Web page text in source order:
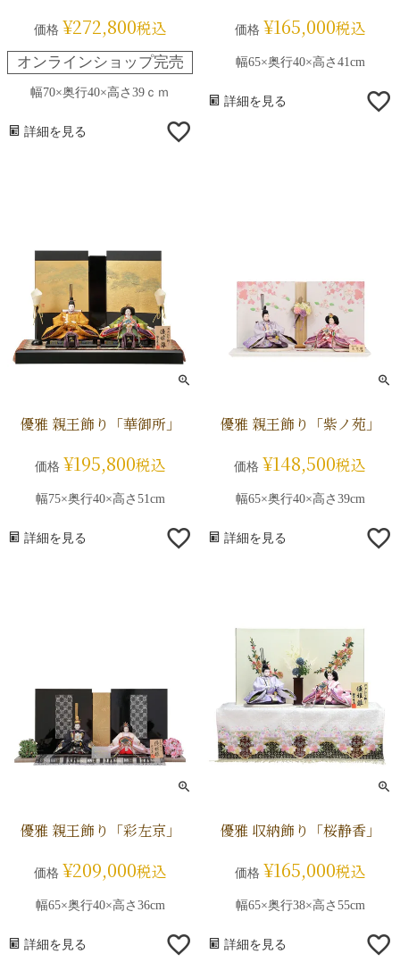
価格 ¥272,800税込
オンラインショップ完売
幅70×奥行40×高さ39ｃｍ
詳細を見る
価格 ¥165,000税込
幅65×奥行40×高さ41cm
詳細を見る
優雅 親王飾り「華御所」
価格 ¥195,800税込
幅75×奥行40×高さ51cm
詳細を見る
優雅 親王飾り「紫ノ苑」
価格 ¥148,500税込
幅65×奥行40×高さ39cm
詳細を見る
優雅 親王飾り「彩左京」
価格 ¥209,000税込
幅65×奥行40×高さ36cm
詳細を見る
優雅 収納飾り「桜静香」
価格 ¥165,000税込
幅65×奥行38×高さ55cm
詳細を見る